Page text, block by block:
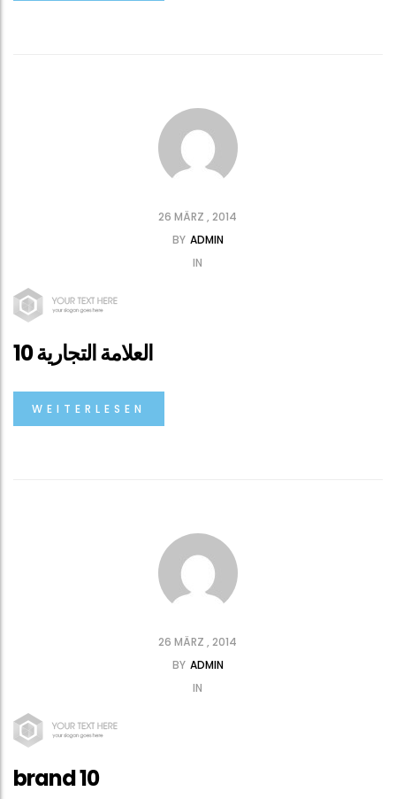
26 MÄRZ , 2014
BY ADMIN
IN
العلامة التجارية 10
WEITERLESEN
26 MÄRZ , 2014
BY ADMIN
IN
brand 10